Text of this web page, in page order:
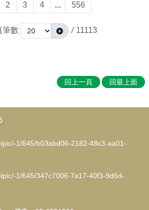
2 3 4 ... 556
筆數 / 11113
回上一頁 回最上面